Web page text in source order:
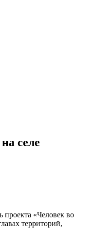
селе
проекта «Человек во
территорий,